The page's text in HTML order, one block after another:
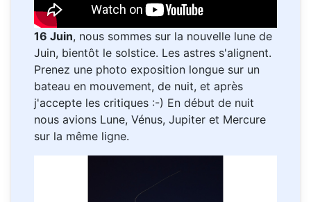
16 Juin, nous sommes sur la nouvelle lune de
Juin, bientôt le solstice. Les astres s'alignent.
Prenez une photo exposition longue sur un
bateau en mouvement, de nuit, et après
j'accepte les critiques :-) En début de nuit
nous avions Lune, Vénus, Jupiter et Mercure
sur la même ligne.